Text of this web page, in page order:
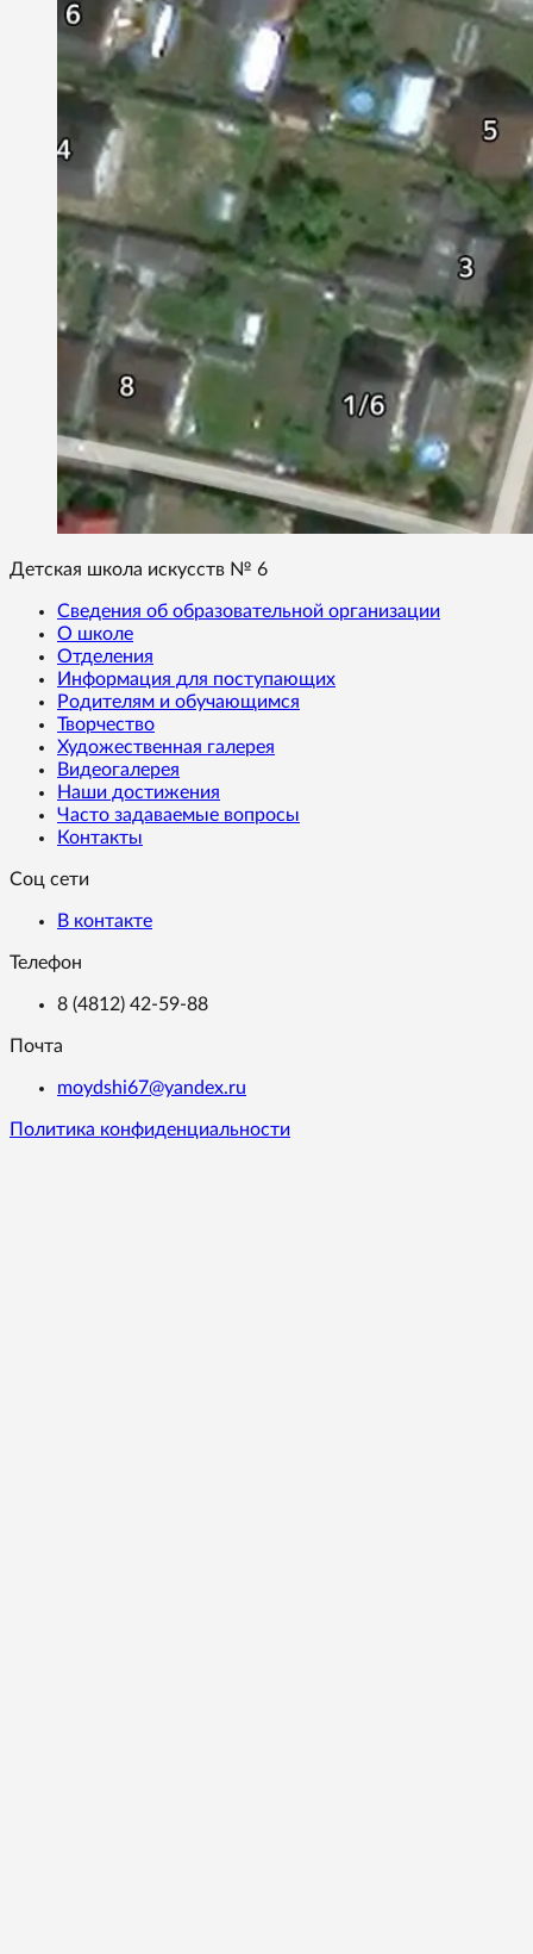
Детская школа искусств № 6
Сведения об образовательной организации
О школе
Отделения
Информация для поступающих
Родителям и обучающимся
Творчество
Художественная галерея
Видеогалерея
Наши достижения
Часто задаваемые вопросы
Контакты
Соц сети
В контакте
Телефон
8 (4812) 42-59-88
Почта
moydshi67@yandex.ru
Политика конфиденциальности